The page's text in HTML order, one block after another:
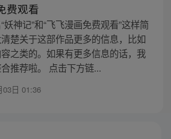
费观看
神记”和“飞飞漫画免费观看”这样简
楚关于这部作品更多的信息，比如
之类的。如果有更多信息的话，我
推荐啦。 点击下方链...
03日 01:36